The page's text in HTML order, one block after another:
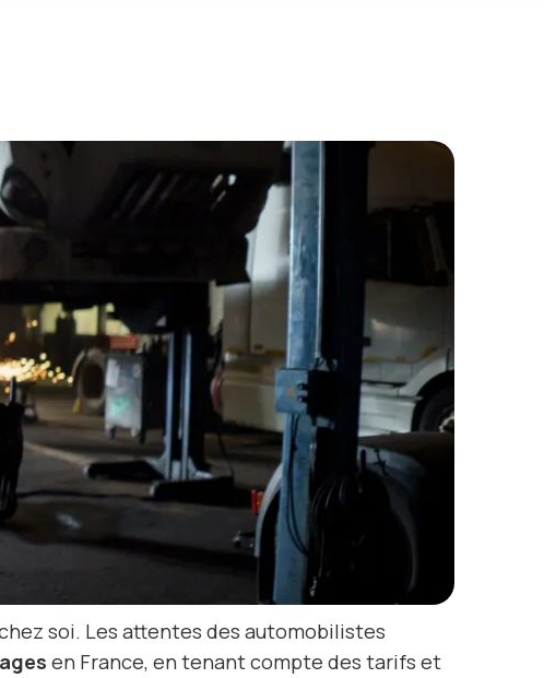
soi. Les attentes des automobilistes
en France, en tenant compte des tarifs et